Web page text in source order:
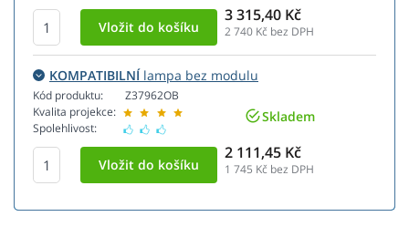
3 315,40 Kč
2 740 Kč bez DPH
KOMPATIBILNÍlampa bez modulu
Kód produktu:
Kvalita projekce:
Spolehlivost:
Z37962OB
Skladem
2 111,45 Kč
1 745 Kč bez DPH